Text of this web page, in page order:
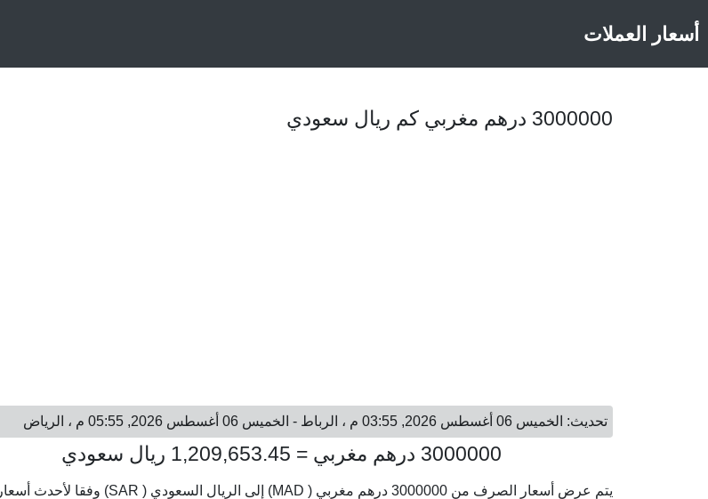
أسعار العملات
3000000 درهم مغربي كم ريال سعودي
تحديث: الخميس 06 أغسطس 2026, 03:55 م ، الرباط - الخميس 06 أغسطس 2026, 05:55 م ، الرياض
3000000 درهم مغربي = 1,209,653.45 ريال سعودي
يتم عرض أسعار الصرف من 3000000 درهم مغربي ( MAD) إلى الريال السعودي ( SAR) وفقا لأحدث أسعار